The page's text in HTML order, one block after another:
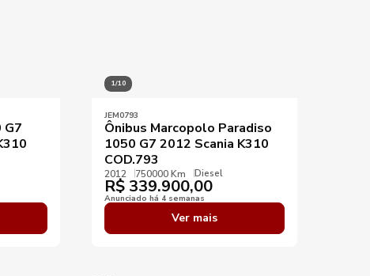
G7
1/10
JEM0793
Ônibus Marcopolo Paradiso
1050 G7 2012 Scania K310
COD.793
2012 750000 Km Diesel
R$ 339.900,00
Anunciado há 4 semanas
Ver mais